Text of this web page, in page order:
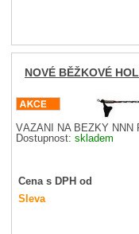
NOVÉ BĚŽKOVÉ
VÁZÁNÍ NA BĚŽKY NNN
Dostupnost:skladem
Cena s DPH od
Sleva